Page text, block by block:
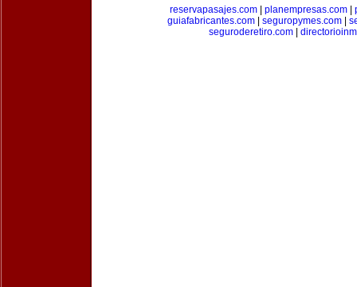
reservapasajes.com
planempresas.com
guiafabricantes.com| seguropymes.com|
seguroderetiro.com|